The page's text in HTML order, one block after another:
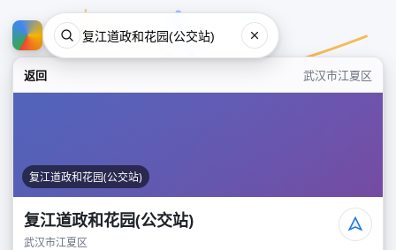
返回 武汉市江夏区
复江道政和花园(公交站)
复江道政和花园(公交站)
武汉市江夏区